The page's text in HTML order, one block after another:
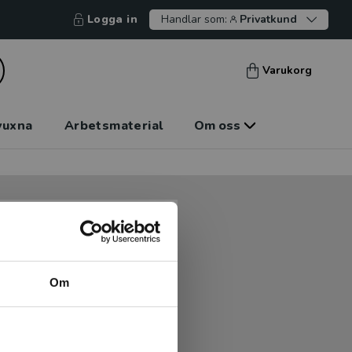
Om
Logga in Handlar som: Privatkund
Varukorg
Arbetsmaterial Om oss
betala mot faktura
hos oss.